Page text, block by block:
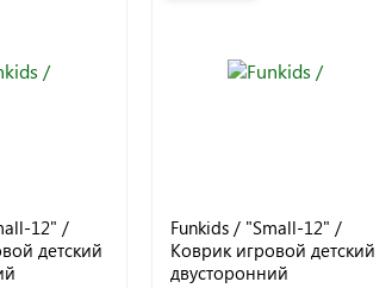
12" /
детский
Funkids / "Small-12" /
Коврик игровой детский
двусторонний